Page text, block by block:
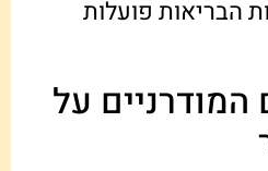
הבריאות פועלות
על